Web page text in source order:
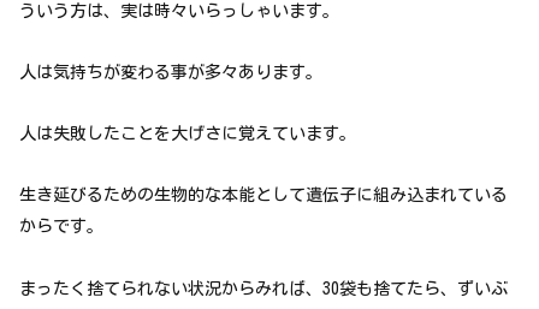
ういう方は、実は時々いらっしゃいます。
人は気持ちが変わる事が多々あります。
人は失敗したことを大げさに覚えています。
生き延びるための生物的な本能として遺伝子に組み込まれている
からです。
まったく捨てられない状況からみれば、30袋も捨てたら、ずいぶ